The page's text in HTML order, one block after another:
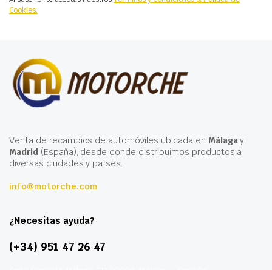
Cookies.
Venta de recambios de automóviles ubicada en Málagay
Madrid(España), desde donde distribuimos productos a
diversas ciudades y países.
info@motorche.com
¿Necesitas ayuda?
(+34) 951 47 26 47